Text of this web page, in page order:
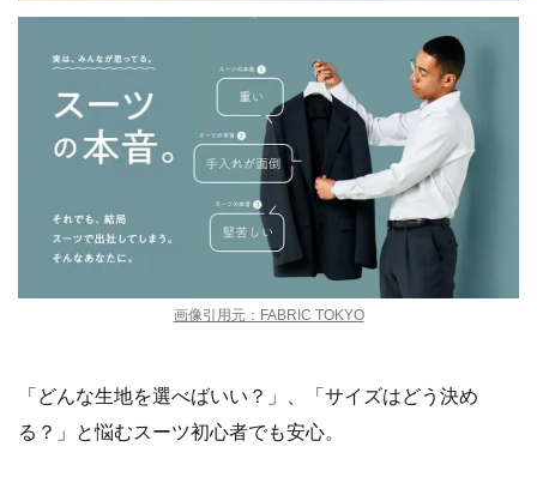
画像引用元：FABRIC TOKYO
「どんな生地を選べばいい？」、「サイズはどう決め
る？」と悩むスーツ初心者でも安心。